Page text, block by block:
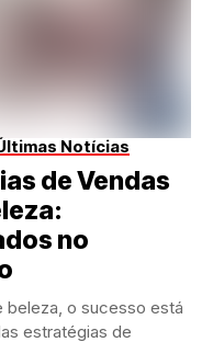
Notícias
de Vendas
no
beleza, o sucesso está
estratégias de